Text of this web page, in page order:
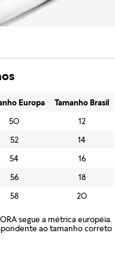
Europa
Tamanho Brasil
50
12
52
14
54
16
56
18
58 20
segue a métrica européia.
ao tamanho correto